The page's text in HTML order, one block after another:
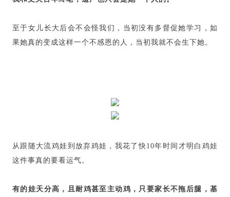
至于女儿长大后会不会怪我们，当初没有多督促她学习，如
果她真的变成这样一个不感恩的人，当初我就不会生下她。
从跟随大流鸡娃到放弃鸡娃，我花了快10年时间才明白鸡娃
这件事真的要看运气。
有的娃天分高，且耐鸡甚至主动鸡，只要家长不拖后腿，基